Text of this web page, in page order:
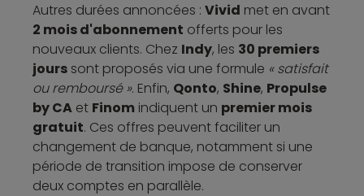
Autres durées annoncées : Vivid met en avant
2 mois d'abonnement offerts pour les
nouveaux clients. Chez Indy, les 30 premiers
jours sont proposés via une formule « satisfait
ou remboursé ». Enfin, Qonto, Shine, Propulse
by CA et Finom indiquent un premier mois
gratuit. Ces offres peuvent faciliter un
changement de banque, notamment si une
période de transition impose de conserver
deux comptes en parallèle.